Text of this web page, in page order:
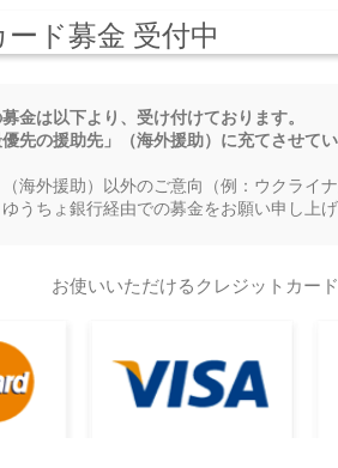
ド募金 受付中
金は以下より、受け付けております。
先の援助先」（海外援助）に充てさせてい
海外援助）以外のご意向（例：ウクライナ
うちょ銀行経由での募金をお願い申し上げ
お使いいただけるクレジットカード